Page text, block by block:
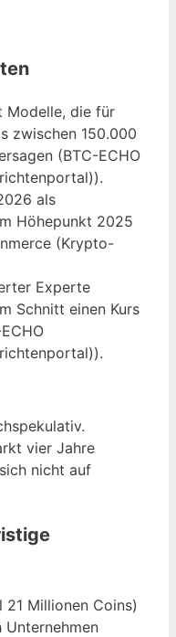
Modelle, die für
zwischen 150.000
(BTC-ECHO
als
Höhepunkt 2025
(Krypto-
Experte
Schnitt einen Kurs
vier Jahre
nicht auf
Millionen Coins)